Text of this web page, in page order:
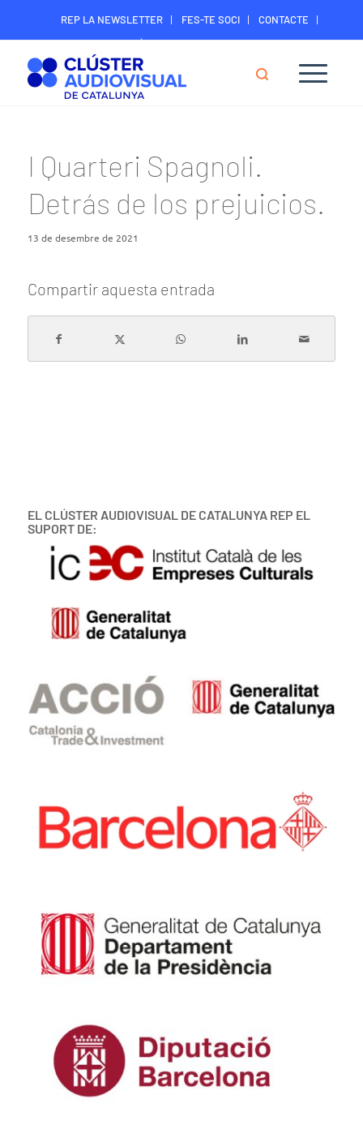
REP LA NEWSLETTER FES-TE SOCI
CONTACTE
ÀREA DIGITAL SOCIS
I Quarteri Spagnoli.
Detrás de los prejuicios.
13 de desembre de 2021
Compartir aquesta entrada
EL CLÚSTER AUDIOVISUAL DE CATALUNYA REP EL
SUPORT DE: